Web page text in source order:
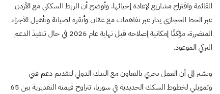
القائمة واقتراح مشاريع لإعادة إحيائها. وأوضح أن الربط السككي مع الأردن
عبر الخط الحجازي يدار عبر تفاهمات مع عمّان وأنقرة لصيانة وتأهيل الأجزاء
المتضررة، مؤكدًا إمكانية إصلاحه قبل نهاية عام 2026 في حال تنفيذ الدعم
التركي الموعود.
ويشير إلى أن العمل يجري بالتعاون مع البنك الدولي لتقديم دعم فني
وتمويلي لخطوط السكك الحديدية في سوريا، تتراوح قيمته التقديرية بين 65